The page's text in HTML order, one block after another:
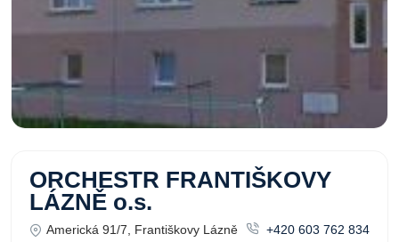
ORCHESTR FRANTIŠKOVY
LÁZNĚ o.s.
Americká 91/7, Františkovy Lázně +420 603 762 834